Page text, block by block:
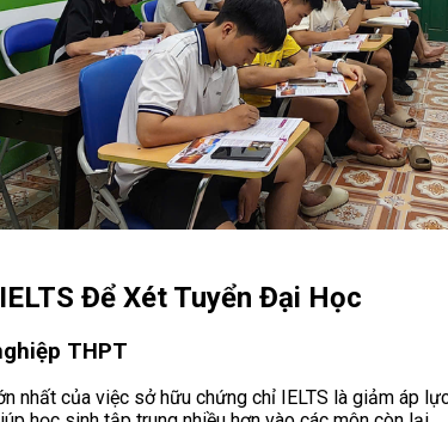
Để Xét Tuyển Đại Học
THPT
nhất của việc sở hữu chứng chỉ IELTS là giảm áp